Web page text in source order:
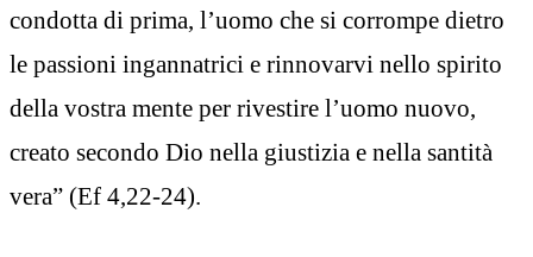
condotta di prima, l’uomo che si corrompe dietro
le passioni ingannatrici e rinnovarvi nello spirito
della vostra mente per rivestire l’uomo nuovo,
creato secondo Dio nella giustizia e nella santità
vera” (Ef 4,22-24).